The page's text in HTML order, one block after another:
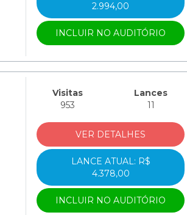
2.994,00
INCLUIR NO AUDITÓRIO
Visitas
953
Lances
11
VER DETALHES
LANCE ATUAL: R$
4.378,00
INCLUIR NO AUDITÓRIO